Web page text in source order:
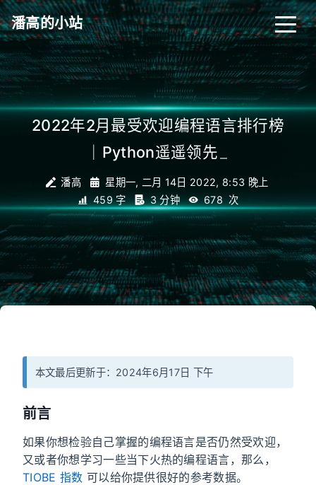
潘高的小站
2022年2月最受欢迎编程语言排行榜
｜Python遥遥领先
潘高
星期一, 二月 14日 2022, 8:53 晚上
459 字
3 分钟 678次
本文最后更新于：2024年6月17日 下午
前言
如果你想检验自己掌握的编程语言是否仍然受欢迎，
又或者你想学习一些当下火热的编程语言，那么，
TIOBE 指数 可以给你提供很好的参考数据。